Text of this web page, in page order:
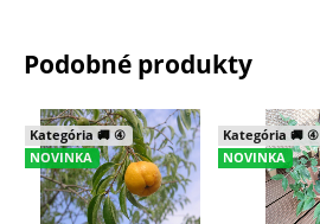
Podobné produkty
Kategória 🚚 ④
NOVINKA
Kategória 🚚 ④
NOVINKA